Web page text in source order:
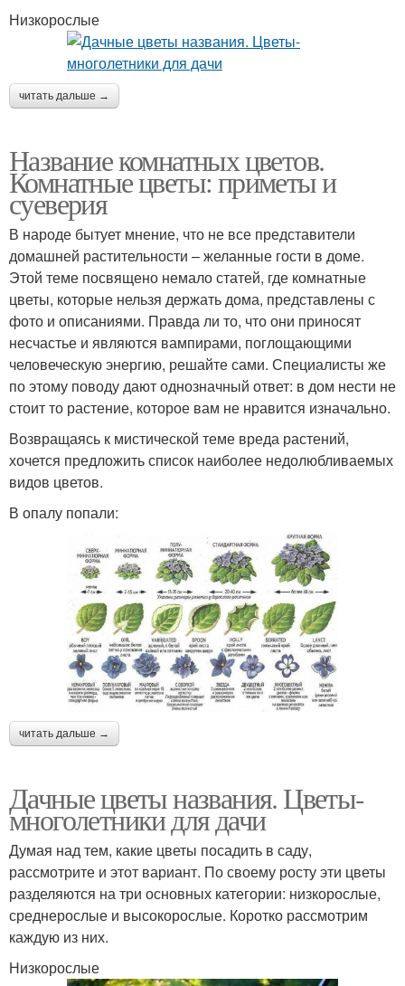
Низкорослые
читать дальше →
Название комнатных цветов.
Комнатные цветы: приметы и
суеверия
В народе бытует мнение, что не все представители
домашней растительности – желанные гости в доме.
Этой теме посвящено немало статей, где комнатные
цветы, которые нельзя держать дома, представлены с
фото и описаниями. Правда ли то, что они приносят
несчастье и являются вампирами, поглощающими
человеческую энергию, решайте сами. Специалисты же
по этому поводу дают однозначный ответ: в дом нести не
стоит то растение, которое вам не нравится изначально.
Возвращаясь к мистической теме вреда растений,
хочется предложить список наиболее недолюбливаемых
видов цветов.
В опалу попали:
читать дальше →
Дачные цветы названия. Цветы-
многолетники для дачи
Думая над тем, какие цветы посадить в саду,
рассмотрите и этот вариант. По своему росту эти цветы
разделяются на три основных категории: низкорослые,
среднерослые и высокорослые. Коротко рассмотрим
каждую из них.
Низкорослые